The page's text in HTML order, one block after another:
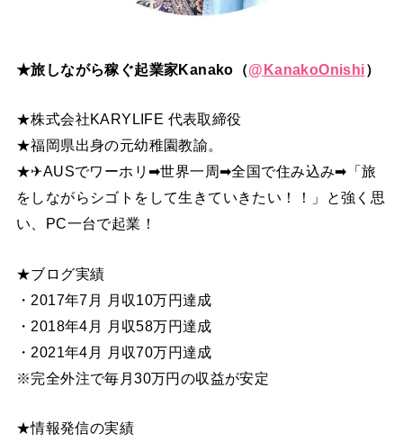
★旅しながら稼ぐ起業家Kanako（@KanakoOnishi）
★株式会社KARYLIFE 代表取締役
★福岡県出身の元幼稚園教諭。
★✈AUSでワーホリ➡世界一周➡全国で住み込み➡「旅
をしながらシゴトをして生きていきたい！！」と強く思
い、PC一台で起業！
★ブログ実績
・2017年7月 月収10万円達成
・2018年4月 月収58万円達成
・2021年4月 月収70万円達成
※完全外注で毎月30万円の収益が安定
★情報発信の実績